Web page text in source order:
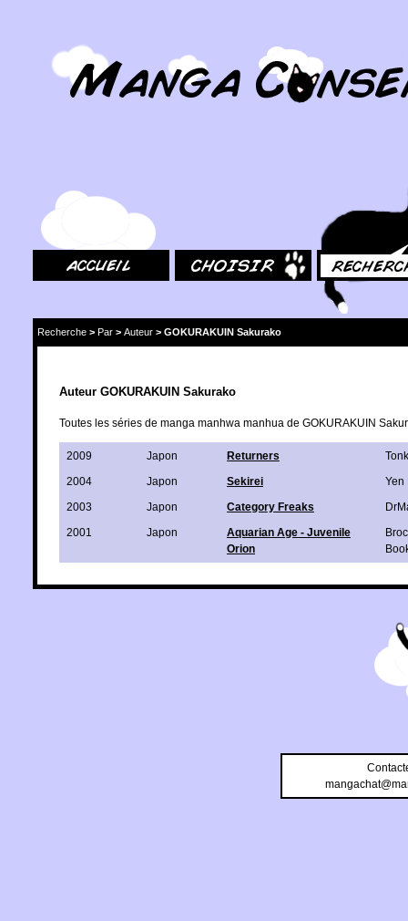
Recherche > Par > Auteur > GOKURAKUIN Sakurako
Auteur GOKURAKUIN Sakurako
Toutes les séries de manga manhwa manhua de GOKURAKUIN
2009 Japon Returners
2004
Japon Sekirei
Yen
2003
Japon Category Freaks
2001
Japon
Aquarian Age - Juvenile
Orion